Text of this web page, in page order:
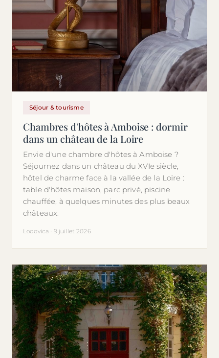
Séjour & tourisme
Chambres d'hôtes à Amboise : dormir
dans un château de la Loire
Envie d'une chambre d'hôtes à Amboise ?
Séjournez dans un château du XVIe siècle,
hôtel de charme face à la vallée de la Loire :
table d'hôtes maison, parc privé, piscine
chauffée, à quelques minutes des plus beaux
châteaux.
Lodovica · 9 juillet 2026